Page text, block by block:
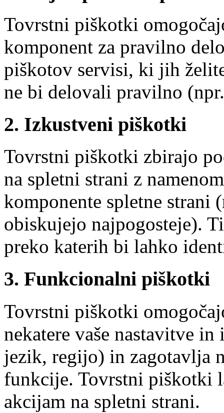
Tovrstni piškotki
komponent za pravilno
piškotov servisi, ki jih
ne bi delovali pravilno
2. Izkustveni piškotki
Tovrstni piškotki zbirajo
na spletni strani z
komponente spletne strani
obiskujejo najpogosteje).
preko katerih bi lahko
3. Funkcionalni piškotki
Tovrstni piškotki
nekatere vaše nastavitve
jezik, regijo) in zagotavlja
funkcije. Tovrstni piškotki
akcijam na spletni strani.